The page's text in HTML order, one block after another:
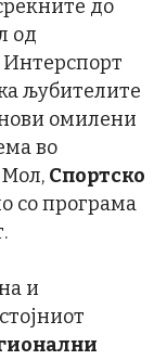
до
од
љубителите
омилени
во
Мол, Спортско
со програма
и